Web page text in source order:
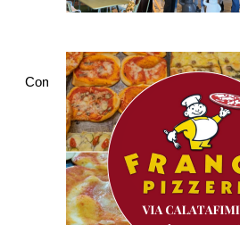
Commenti